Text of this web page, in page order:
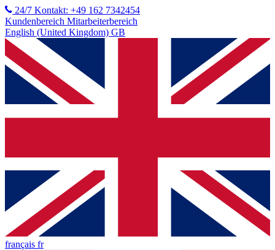
24/7 Kontakt: +49 162 7342454
Kundenbereich Mitarbeiterbereich
English (United Kingdom) GB
français fr